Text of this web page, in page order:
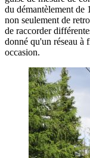
du démantèlement de
non seulement de
de raccorder
donné qu'un réseau à
occasion.